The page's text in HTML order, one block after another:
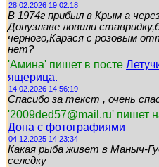
28.02.2026 19:02:18
В 1974г прибыл в Крым а
Донузлаве ловили
черного,Карася с розовым
нет?
'Амина' пишет в посте
ящерица.
14.02.2026 14:56:19
Спасибо за текст , очень
'2009ded57@mail.ru' пишет
Дона с фотографиями
04.12.2025 14:23:34
Какая рыба живет в Маныч-
селедку